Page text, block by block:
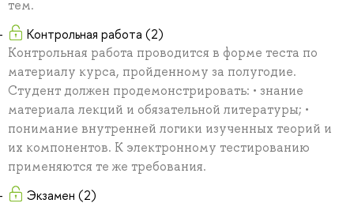
тем.
Контрольная работа (2)
Контрольная работа проводится в форме теста по
материалу курса, пройденному за полугодие.
Студент должен продемонстрировать: • знание
материала лекций и обязательной литературы; •
понимание внутренней логики изученных теорий и
их компонентов. К электронному тестированию
применяются те же требования.
Экзамен (2)